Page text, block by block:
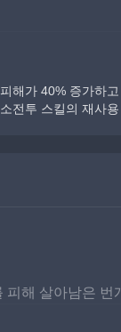
해가 40% 증가하
전투 스킬의 재사
피해 살아남은 번